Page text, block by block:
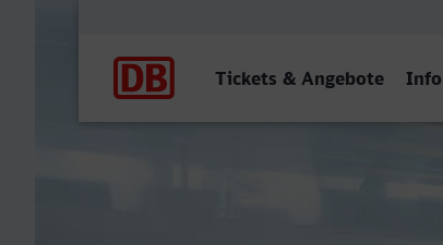
Tickets & Angebote Info
Grevenbroich -